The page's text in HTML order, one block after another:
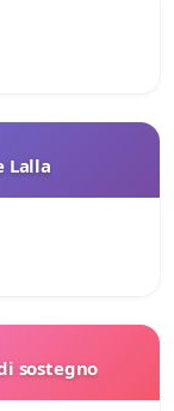
Lalla
sostegno